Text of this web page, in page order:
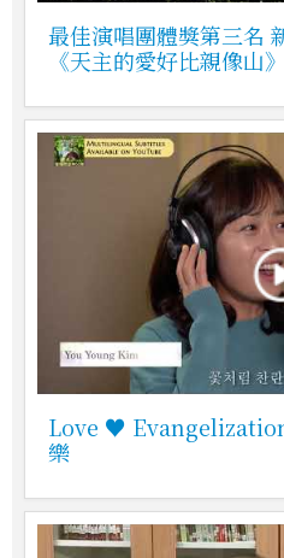
最佳演唱團體獎第三名
《天主的愛好比親像山
Love ♥
樂